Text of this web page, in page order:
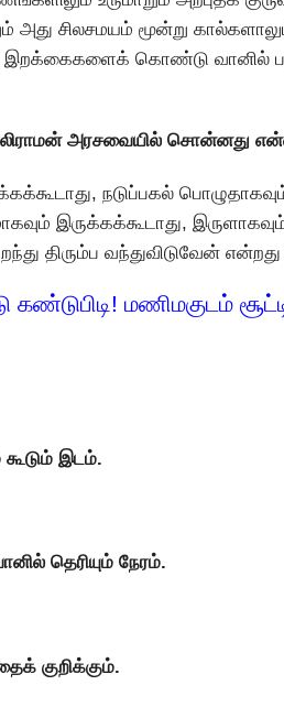
அது சிலசமயம் மூன்று
இறக்கைகளைக் கொண்டு வானில்
அரசவையில் சொன்னது
நடுப்பகல்
இருக்கக்கூடாது,
திரும்ப வந்துவிடுவேன்
கண்டுபிடி! மணிமகுடம்
இடம்.
தெரியும் நேரம்.
குறிக்கும்.